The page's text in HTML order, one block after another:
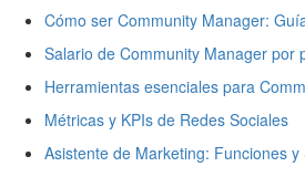
Cómo ser Community Manager:
Salario de Community Manager por
Herramientas esenciales para
Métricas y KPIs de Redes Sociales
Asistente de Marketing: Funciones y